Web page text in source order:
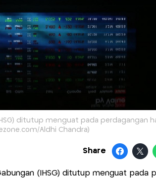
ditutup menguat pada perdagangan
Aldhi Chandra)
Share
(IHSG) ditutup menguat pada